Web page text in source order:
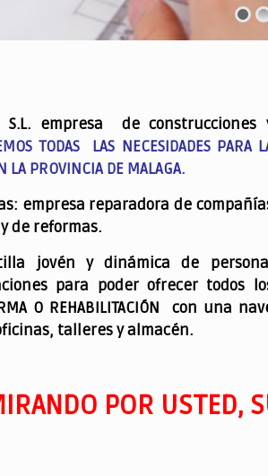
S.L. empresa de construcciones
TODAS LAS NECESIDADES PARA
LA PROVINCIA DE MALAGA.
empresa reparadora de
de reformas.
jovén y dinámica de personal
para poder ofrecer todos
O REHABILITACIÓN con una
talleres y almacén.
POR USTED,